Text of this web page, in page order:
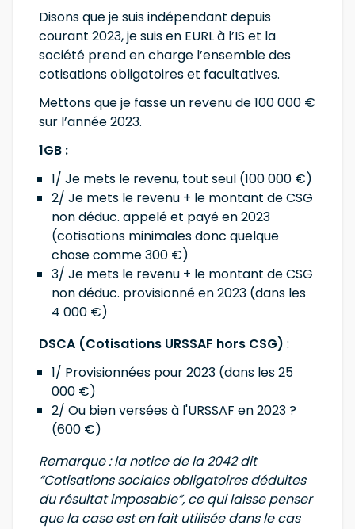
Disons que je suis indépendant depuis
courant 2023, je suis en EURL à l’IS et la
société prend en charge l’ensemble des
cotisations obligatoires et facultatives.
Mettons que je fasse un revenu de 100 000 €
sur l’année 2023.
1GB :
1/ Je mets le revenu, tout seul (100 000 €)
2/ Je mets le revenu + le montant de CSG
non déduc. appelé et payé en 2023
(cotisations minimales donc quelque
chose comme 300 €)
3/ Je mets le revenu + le montant de CSG
non déduc. provisionné en 2023 (dans les
4 000 €)
DSCA (Cotisations URSSAF hors CSG) :
1/ Provisionnées pour 2023 (dans les 25
000 €)
2/ Ou bien versées à l'URSSAF en 2023 ?
(600 €)
Remarque : la notice de la 2042 dit
“Cotisations sociales obligatoires déduites
du résultat imposable”, ce qui laisse penser
que la case est en fait utilisée dans le cas